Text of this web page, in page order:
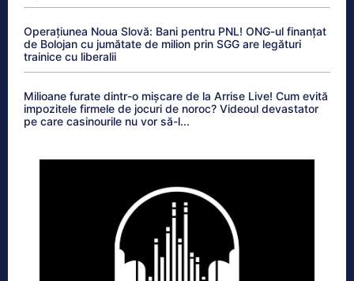
Operațiunea Noua Slovă: Bani pentru PNL! ONG-ul finanțat
de Bolojan cu jumătate de milion prin SGG are legături
trainice cu liberalii
Milioane furate dintr-o mișcare de la Arrise Live! Cum evită
impozitele firmele de jocuri de noroc? Videoul devastator
pe care casinourile nu vor să-l...